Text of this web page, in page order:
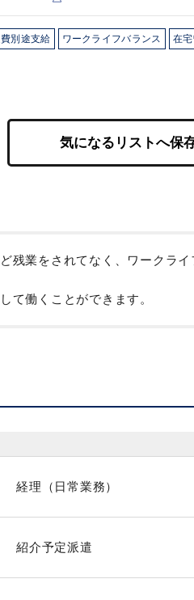
別途支給 ワークライフバランス 在
残業をされてなく、ワークラ
て働くことができます。
経理（日常業務）
紹介予定派遣